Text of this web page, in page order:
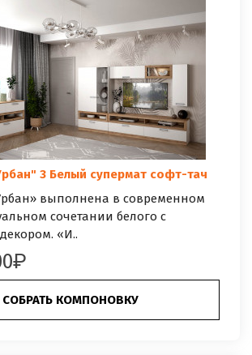
3 Белый супермат софт-тач
выполнена в современном
сочетании белого с
«И..
СОБРАТЬ КОМПОНОВКУ